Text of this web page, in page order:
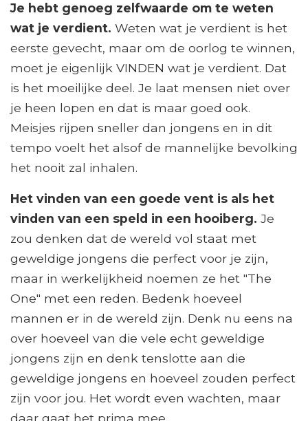
Je hebt genoeg zelfwaarde om te weten
wat je verdient. Weten wat je verdient is het
eerste gevecht, maar om de oorlog te winnen,
moet je eigenlijk VINDEN wat je verdient. Dat
is het moeilijke deel. Je laat mensen niet over
je heen lopen en dat is maar goed ook.
Meisjes rijpen sneller dan jongens en in dit
tempo voelt het alsof de mannelijke bevolking
het nooit zal inhalen.
Het vinden van een goede vent is als het
vinden van een speld in een hooiberg. Je
zou denken dat de wereld vol staat met
geweldige jongens die perfect voor je zijn,
maar in werkelijkheid noemen ze het "The
One" met een reden. Bedenk hoeveel
mannen er in de wereld zijn. Denk nu eens na
over hoeveel van die vele echt geweldige
jongens zijn en denk tenslotte aan die
geweldige jongens en hoeveel zouden perfect
zijn voor jou. Het wordt even wachten, maar